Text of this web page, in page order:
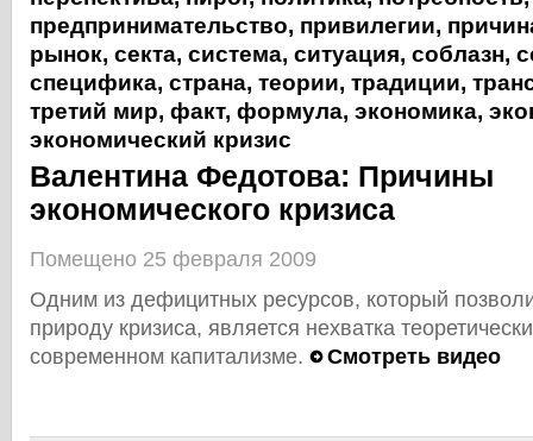
предпринимательство, привилегии,
рынок, секта, система, ситуация, соблазн,
специфика, страна, теории, традиции,
третий мир, факт, формула, экономика,
экономический кризис
Валентина Федотова: Причины
экономического кризиса
Помещено 25 февраля 2009
Одним из дефицитных ресурсов, который
природу кризиса, является нехватка
современном капитализме.
Смотреть видео